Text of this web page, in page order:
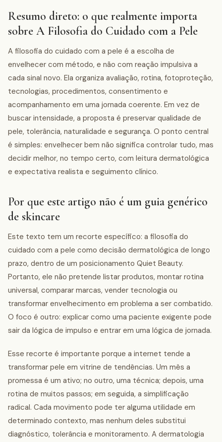
Resumo direto: o que realmente importa
sobre A Filosofia do Cuidado com a Pele
A filosofia do cuidado com a pele é a escolha de
envelhecer com método, e não com reação impulsiva a
cada sinal novo. Ela organiza avaliação, rotina, fotoproteção,
tecnologias, procedimentos, consentimento e
acompanhamento em uma jornada coerente. Em vez de
buscar intensidade, a proposta é preservar qualidade de
pele, tolerância, naturalidade e segurança. O ponto central
é simples: envelhecer bem não significa controlar tudo, mas
decidir melhor, no tempo certo, com leitura dermatológica
e expectativa realista e seguimento clínico.
Por que este artigo não é um guia genérico
de skincare
Este texto tem um recorte específico: a filosofia do
cuidado com a pele como decisão dermatológica de longo
prazo, dentro de um posicionamento Quiet Beauty.
Portanto, ele não pretende listar produtos, montar rotina
universal, comparar marcas, vender tecnologia ou
transformar envelhecimento em problema a ser combatido.
O foco é outro: explicar como uma paciente exigente pode
sair da lógica de impulso e entrar em uma lógica de jornada.
Esse recorte é importante porque a internet tende a
transformar pele em vitrine de tendências. Um mês a
promessa é um ativo; no outro, uma técnica; depois, uma
rotina de muitos passos; em seguida, a simplificação
radical. Cada movimento pode ter alguma utilidade em
determinado contexto, mas nenhum deles substitui
diagnóstico, tolerância e monitoramento. A dermatologia